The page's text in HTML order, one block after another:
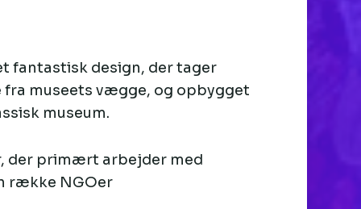
fantastisk design, der tager
museets vægge, og opbygget
museum.
der primært arbejder med
række NGOer